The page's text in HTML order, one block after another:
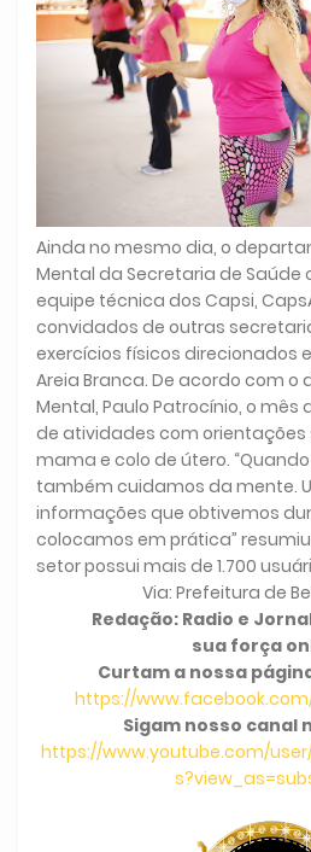
Ainda no mesmo dia, o
Mental da Secretaria de Saúde
equipe técnica dos Capsi,
convidados de outras
exercícios físicos direcionados
Areia Branca. De acordo com o
Mental, Paulo Patrocínio, o mês
de atividades com orientações
mama e colo de útero.
também cuidamos da mente.
informações que obtivemos
colocamos em prática”
setor possui mais de 1.700
Via: Prefeitura de
Redação: Radio e
sua força
Curtam a nossa
https://
Sigam nosso canal
https://www.youtube.com/